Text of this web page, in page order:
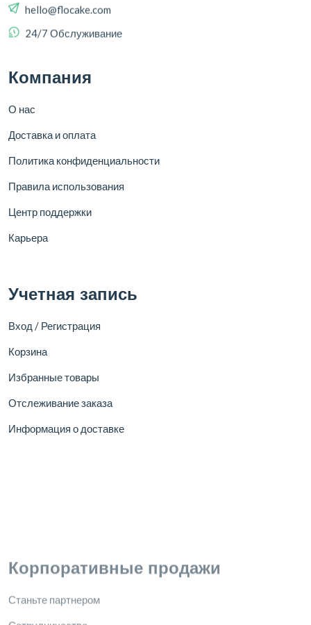
Компания
О нас
Доставка и оплата
Политика конфиденциальности
Правила использования
Центр поддержки
Карьера
Учетная запись
Вход / Регистрация
Корзина
Избранные товары
Отслеживание заказа
Информация о доставке
Сотрудничество
Бизнес